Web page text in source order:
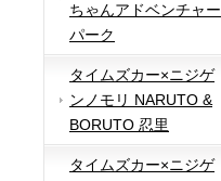
ちゃんアドベンチャー
パーク
タイムズカー×ニジゲ
ンノモリ NARUTO &
BORUTO 忍里
タイムズカー×ニジゲ